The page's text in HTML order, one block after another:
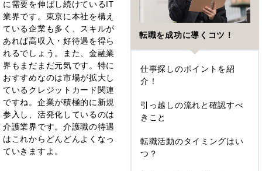
に需要を伸ばし続けているIT
業界です。東京に本社を構え
ている企業も多く、スキルが
あれば高収入・好待遇を得ら
れるでしょう。また、金融業
界もまだまだ元気です。特に
おすすめなのは市場が拡大し
ているクレジットカード関連
ですね。企業が積極的に新規
参入し、活発化しているのは
介護業界です。介護職の待遇
はこれからどんどんよくなっ
ていきますよ。
転職を成功に導くコツ！
仕事探しのポイントを紹
介！
引っ越しの流れと確認すべ
きこと
転職活動のタイミングはい
つ？